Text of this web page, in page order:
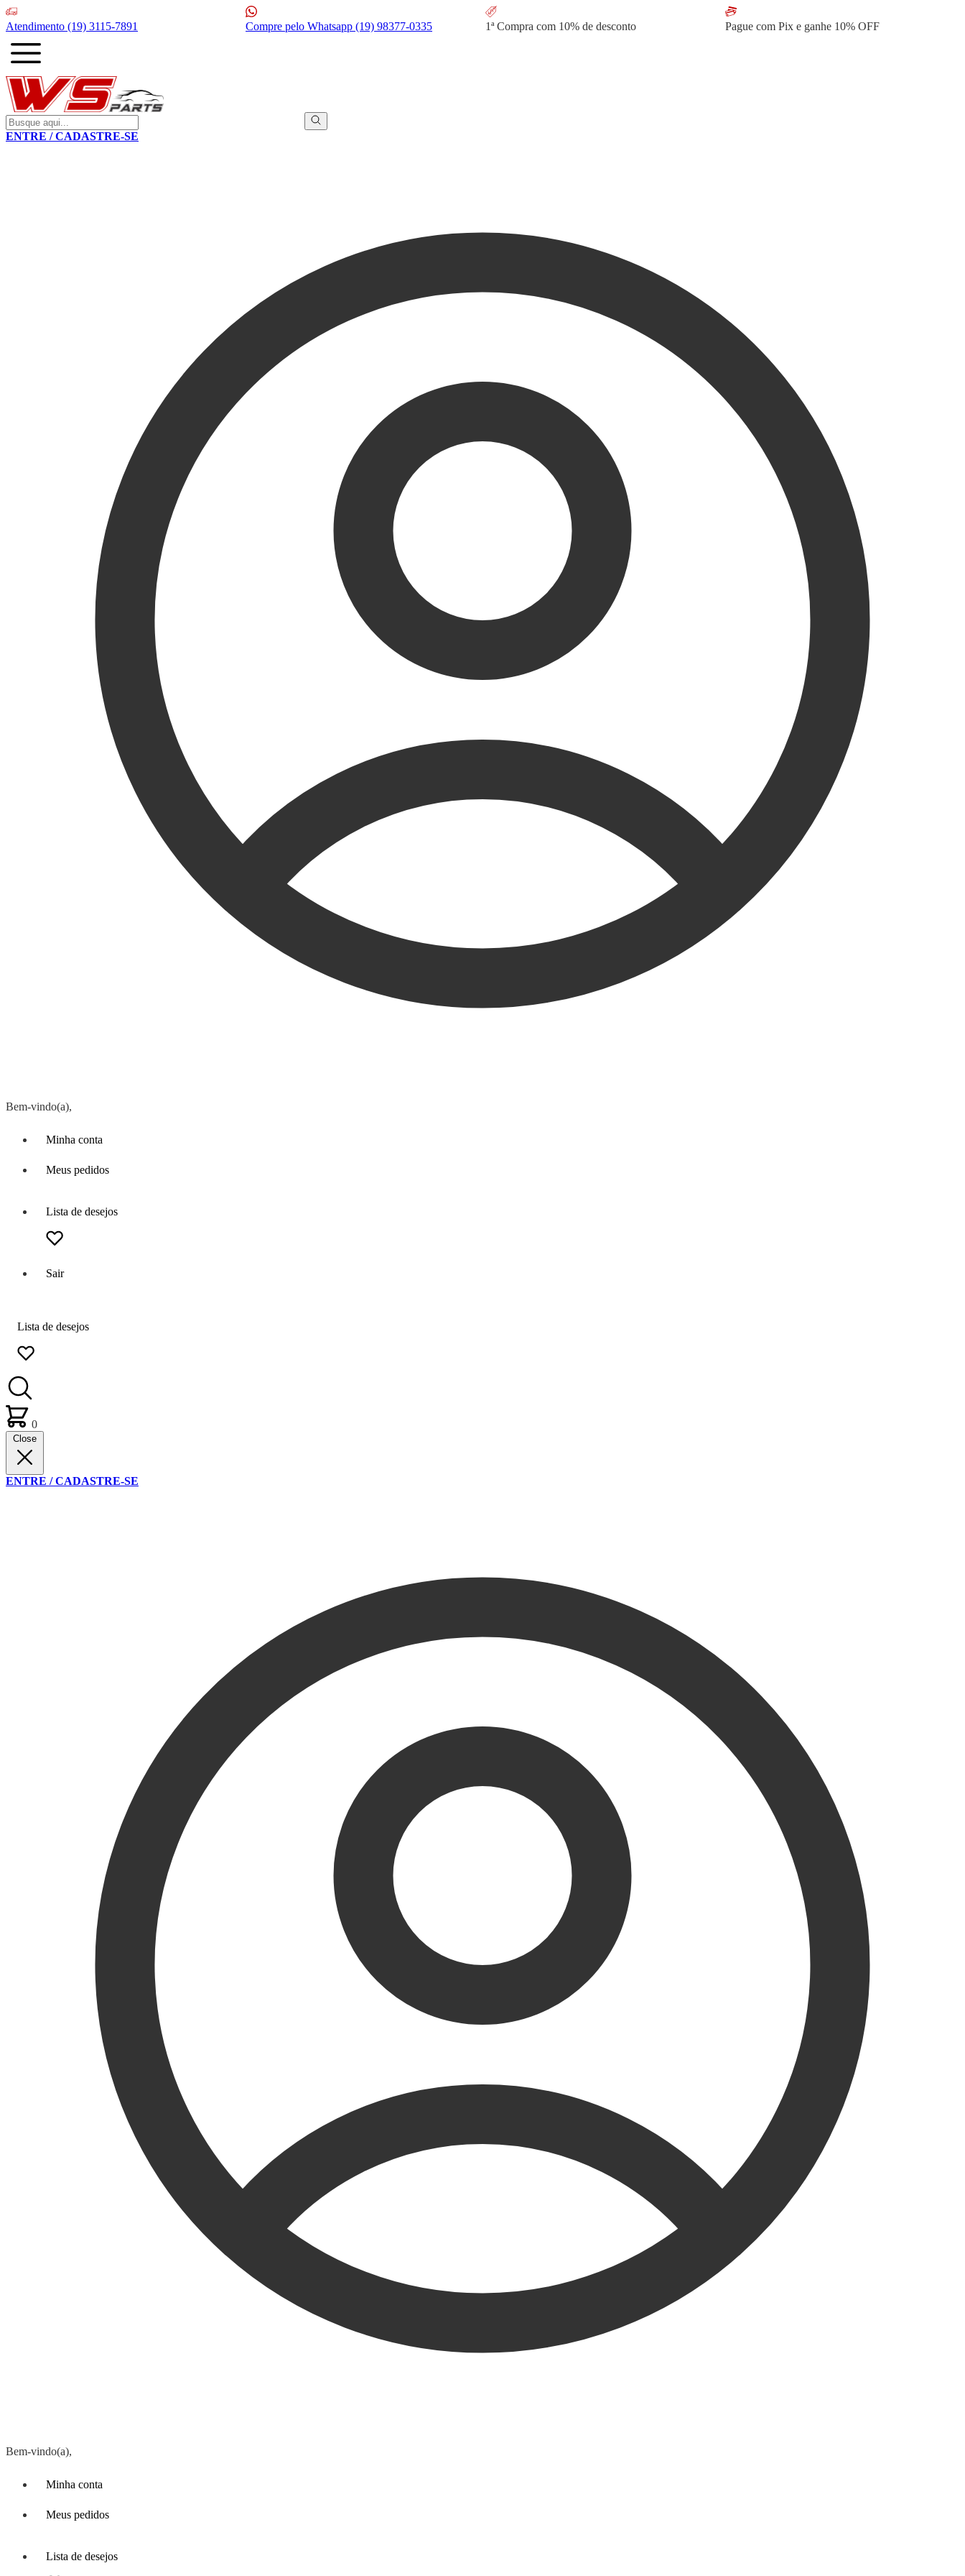
Atendimento (19) 3115-7891 Compre pelo Whatsapp (19) 98377-0335 1ª Compra com 10% de desconto Pague com Pix e ganhe 10% OFF
ENTRE / CADASTRE-SE
Bem-vindo(a),
Minha conta
Meus pedidos
Lista de desejos
Sair
Lista de desejos
0
Close
ENTRE / CADASTRE-SE
Bem-vindo(a),
Minha conta
Meus pedidos
Lista de desejos